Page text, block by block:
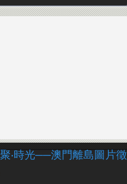
‧時光──澳門離島圖片徵